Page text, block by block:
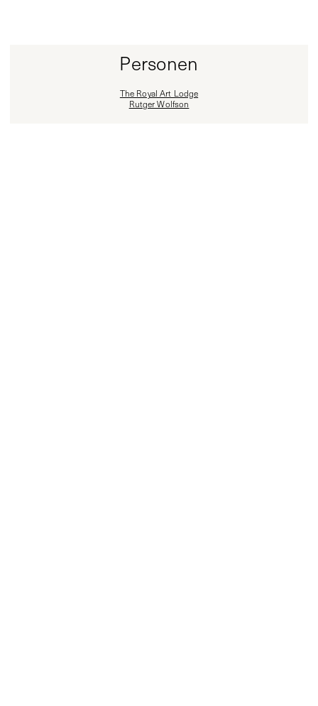
Personen
The Royal Art Lodge
Rutger Wolfson